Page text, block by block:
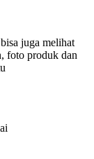
juga melihat
foto produk dan